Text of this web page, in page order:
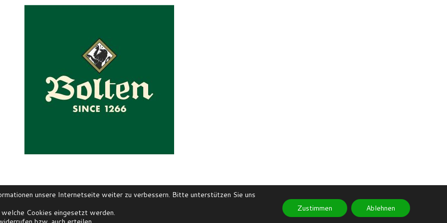
unsere Internetseite weiter zu verbessern. Bitte unterstützen Sie uns
Cookies eingesetzt werden.
Zustimmen Ablehnen